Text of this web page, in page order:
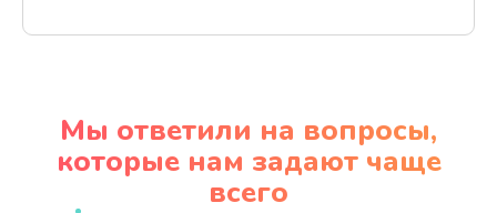
Заказать
Замена микропереключателей
Мы ответили на вопросы,
которые нам задают чаще
всего